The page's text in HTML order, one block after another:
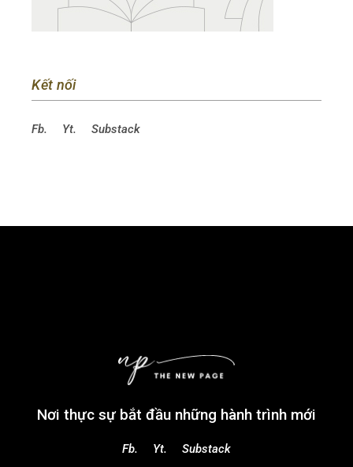
Kết nối
Fb. Yt. Substack
Nơi thực sự bắt đầu những hành trình mới
Fb. Yt. Substack